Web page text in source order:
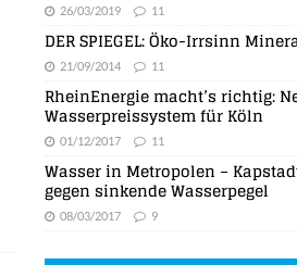
26/03/2019 11
DER SPIEGEL: Öko-Irrsinn
21/09/2014 11
RheinEnergie macht’s richtig:
Wasserpreissystem für Köln
01/12/2017 11
Wasser in Metropolen –
gegen sinkende Wasserpegel
08/03/2017 9